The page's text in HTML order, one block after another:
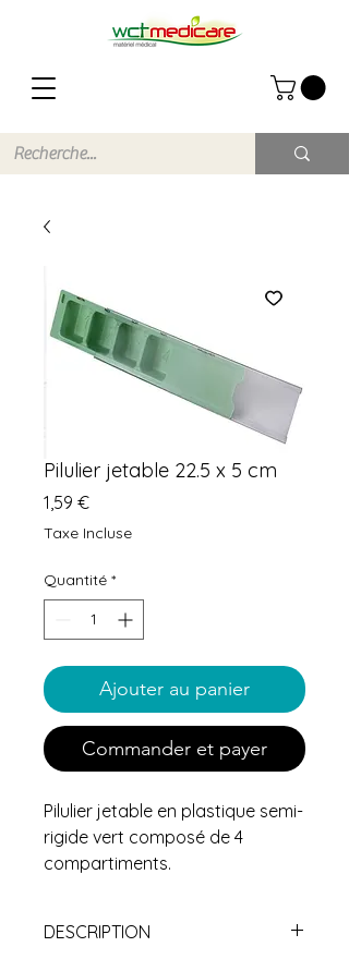
Pilulier jetable 22.5 x 5 cm
1,59 €Prix
Taxe Incluse
Quantité *
Ajouter au panier
Commander et payer
Pilulier jetable en plastique semi-
rigide vert composé de 4
compartiments.
DESCRIPTION